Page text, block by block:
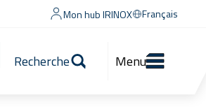
Mon hub IRINOX Français
Recherche Menu